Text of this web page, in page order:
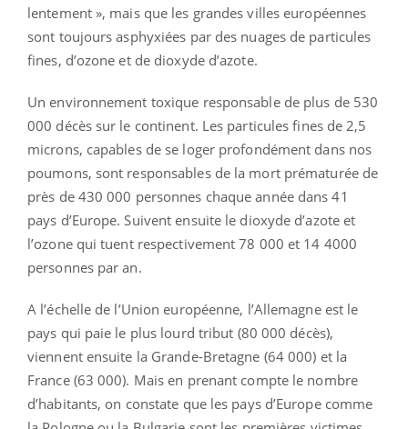
lentement », mais que les grandes villes européennes
sont toujours asphyxiées par des nuages de particules
fines, d’ozone et de dioxyde d’azote.
Un environnement toxique responsable de plus de 530
000 décès sur le continent. Les particules fines de 2,5
microns, capables de se loger profondément dans nos
poumons, sont responsables de la mort prématurée de
près de 430 000 personnes chaque année dans 41
pays d’Europe. Suivent ensuite le dioxyde d’azote et
l’ozone qui tuent respectivement 78 000 et 14 4000
personnes par an.
A l’échelle de l’Union européenne, l’Allemagne est le
pays qui paie le plus lourd tribut (80 000 décès),
viennent ensuite la Grande-Bretagne (64 000) et la
France (63 000). Mais en prenant compte le nombre
d’habitants, on constate que les pays d’Europe comme